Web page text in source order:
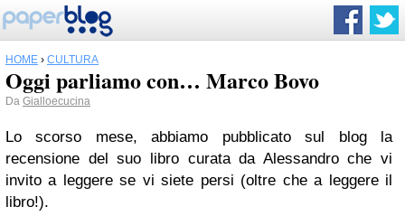
HOME › CULTURA
Oggi parliamo con… Marco Bovo
Da Gialloecucina
Lo scorso mese, abbiamo pubblicato sul blog la
recensione del suo libro curata da Alessandro che vi
invito a leggere se vi siete persi (oltre che a leggere il
libro!).